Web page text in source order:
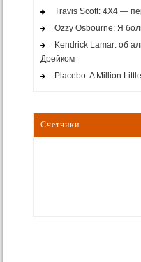
Travis Scott: 4X4 —
Ozzy Osbourne: Я
Kendrick Lamar: об
Дрейком
Placebo: A Million
Счетчики